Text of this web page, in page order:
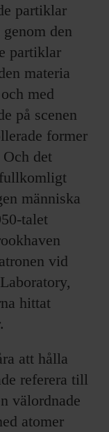
partiklar
den
partiklar
materia
med
på scenen
former
det
människa
talet
vid
hittat
att hålla
referera till
välordnade
atomer